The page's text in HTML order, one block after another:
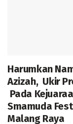
Harumkan
Azizah, Ukir
Pada
Smamuda
Malang Raya